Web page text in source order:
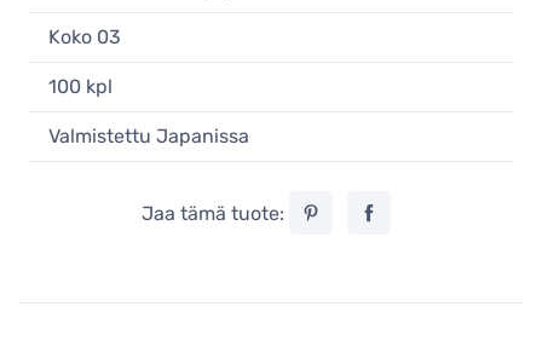
Koko 03
100 kpl
Valmistettu Japanissa
Jaa tämä tuote: